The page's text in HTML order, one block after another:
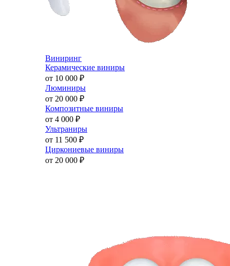
Виниринг
Керамические виниры
от 10 000 ₽
Люминиры
от 20 000 ₽
Композитные виниры
от 4 000 ₽
Ультраниры
от 11 500 ₽
Циркониевые виниры
от 20 000 ₽